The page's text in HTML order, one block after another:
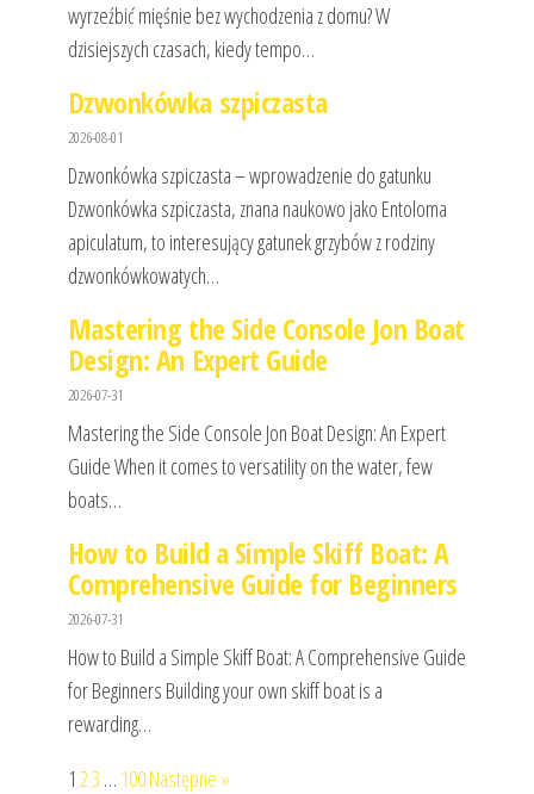
wyrzeźbić mięśnie bez wychodzenia z domu? W
dzisiejszych czasach, kiedy tempo…
Dzwonkówka szpiczasta
2026-08-01
Dzwonkówka szpiczasta – wprowadzenie do gatunku
Dzwonkówka szpiczasta, znana naukowo jako Entoloma
apiculatum, to interesujący gatunek grzybów z rodziny
dzwonkówkowatych…
Mastering the Side Console Jon Boat
Design: An Expert Guide
2026-07-31
Mastering the Side Console Jon Boat Design: An Expert
Guide When it comes to versatility on the water, few
boats…
How to Build a Simple Skiff Boat: A
Comprehensive Guide for Beginners
2026-07-31
How to Build a Simple Skiff Boat: A Comprehensive Guide
for Beginners Building your own skiff boat is a
rewarding…
1 23 … 100Następne »